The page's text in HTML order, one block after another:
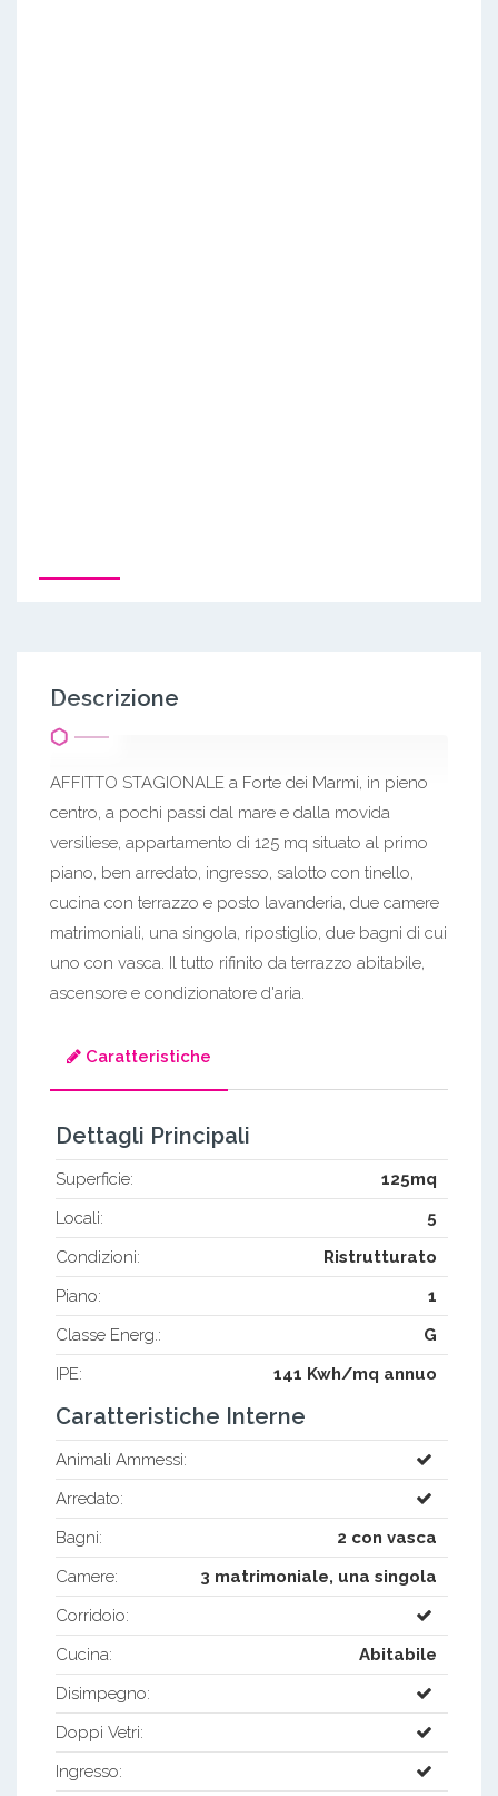
Descrizione
AFFITTO STAGIONALE a Forte dei Marmi, in pieno
centro, a pochi passi dal mare e dalla movida
versiliese, appartamento di 125 mq situato al primo
piano, ben arredato, ingresso, salotto con tinello,
cucina con terrazzo e posto lavanderia, due camere
matrimoniali, una singola, ripostiglio, due bagni di cui
uno con vasca. Il tutto rifinito da terrazzo abitabile,
ascensore e condizionatore d'aria.
Caratteristiche
Dettagli Principali
Superficie:
125mq
Locali:
5
Condizioni:
Ristrutturato
Piano:
1
Classe Energ.:
G
IPE:
141 Kwh/mq annuo
Caratteristiche Interne
Animali Ammessi:
Arredato:
Bagni:
2 con vasca
Camere:
3 matrimoniale, una singola
Corridoio:
Cucina:
Abitabile
Disimpegno:
Doppi Vetri:
Ingresso: